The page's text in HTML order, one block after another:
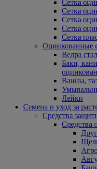
Сетка
Сетка
Сетка
Сетка
Сетка
Оцинкованные
Ведра
Баки,
Ванны,
Лейки
Семена и уход за
Средства
Средства